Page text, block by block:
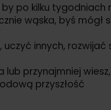
po kilku
wąska, byś mógł
innych,
przynajmniej
przyszłość